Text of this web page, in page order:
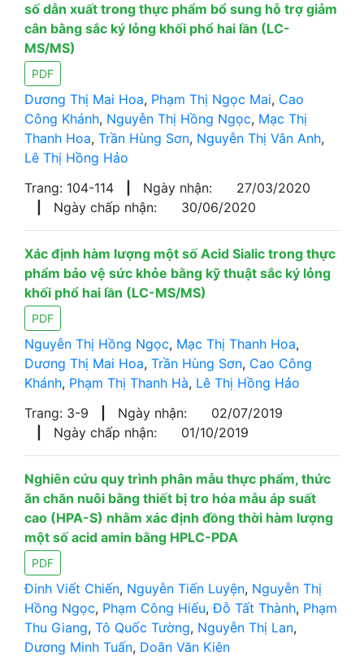
số dẫn xuất trong thực phẩm bổ sung hỗ trợ giảm
cân bằng sắc ký lỏng khối phổ hai lần (LC-
MS/MS)
PDF
Dương Thị Mai Hoa, Phạm Thị Ngọc Mai, Cao
Công Khánh, Nguyễn Thị Hồng Ngọc, Mạc Thị
Thanh Hoa, Trần Hùng Sơn, Nguyễn Thị Vân Anh,
Lê Thị Hồng Hảo
Trang: 104-114
Ngày nhận:
27/03/2020
Ngày chấp nhận: 30/06/2020
Xác định hàm lượng một số Acid Sialic trong thực
phẩm bảo vệ sức khỏe bằng kỹ thuật sắc ký lỏng
khối phổ hai lần (LC-MS/MS)
PDF
Nguyễn Thị Hồng Ngọc, Mạc Thị Thanh Hoa,
Dương Thị Mai Hoa, Trần Hùng Sơn, Cao Công
Khánh, Phạm Thị Thanh Hà, Lê Thị Hồng Hảo
Trang: 3-9
Ngày nhận:
02/07/2019
Ngày chấp nhận: 01/10/2019
Nghiên cứu quy trình phân mẫu thực phẩm, thức
ăn chăn nuôi bằng thiết bị tro hóa mẫu áp suất
cao (HPA-S) nhằm xác định đồng thời hàm lượng
một số acid amin bằng HPLC-PDA
PDF
Đinh Viết Chiến, Nguyễn Tiến Luyện, Nguyễn Thị
Hồng Ngọc, Phạm Công Hiếu,Đỗ Tất Thành, Phạm
Thu Giang, Tô Quốc Tường, Nguyễn Thị Lan,
Dương Minh Tuấn, Doãn Văn Kiên